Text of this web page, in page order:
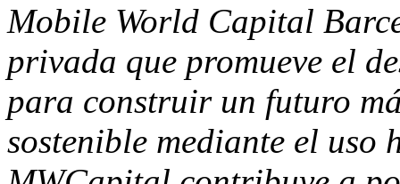
Mobile World Capital
privada que promueve el
para construir un futuro
sostenible mediante el uso